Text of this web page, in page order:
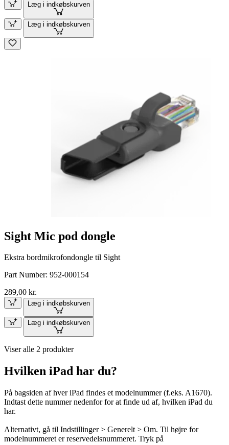
Læg i indkøbskurven
Læg i indkøbskurven
Sight Mic pod dongle
Ekstra bordmikrofondongle til Sight
Part Number: 952-000154
289,00 kr.
Læg i indkøbskurven
Læg i indkøbskurven
Viser alle 2 produkter
Hvilken iPad har du?
På bagsiden af hver iPad findes et modelnummer (f.eks. A1670).
Indtast dette nummer nedenfor for at finde ud af, hvilken iPad du
har.
Alternativt, gå til Indstillinger > Generelt > Om. Til højre for
modelnummeret er reservedelsnummeret. Tryk på